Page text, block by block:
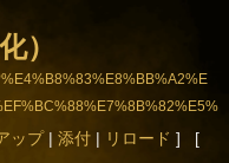
）
ップ| 添付| リロード ] [